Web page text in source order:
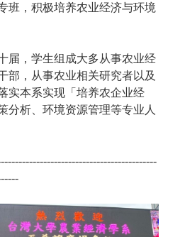
班，积极培养农业经济与环境
届，学生组成大多从事农业经
部，从事农业相关研究者以及
实本系实现「培养农企业经
分析、环境资源管理等专业人